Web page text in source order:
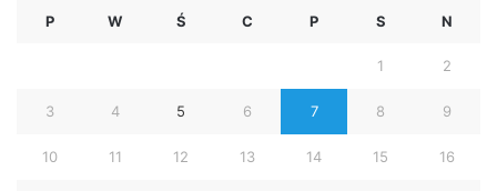
P W Ś C P S N
1 2
3 4 5 6 7 8 9
10 11 12 13 14 15 16